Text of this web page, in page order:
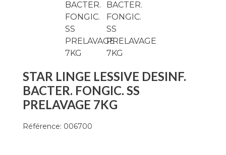
STAR LINGE LESSIVE DESINF.
BACTER. FONGIC. SS
PRELAVAGE 7KG
Référence: 006700